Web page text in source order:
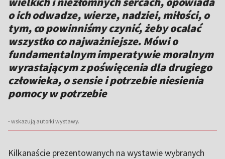
o ich odwadze, wierze, nadziei, miłości, o
tym, co powinniśmy czynić, żeby ocalać
wszystko co najważniejsze. Mówi o
fundamentalnym imperatywie moralnym
wyrastającym z poświęcenia dla drugiego
człowieka, o sensie i potrzebie niesienia
pomocy w potrzebie
- wskazują autorki wystawy.
Kilkanaście prezentowanych na wystawie wybranych